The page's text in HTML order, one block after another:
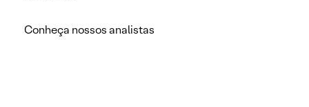
Conheça nossos analistas